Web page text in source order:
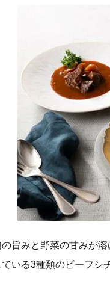
旨みと野菜の甘みが
いる3種類のビーフシ